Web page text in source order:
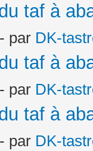
taf à
- par DK-
taf à
- par DK-
taf à
- par DK-